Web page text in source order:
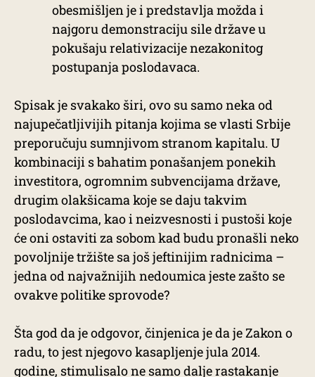
obesmišljen je i predstavlja možda i
najgoru demonstraciju sile države u
pokušaju relativizacije nezakonitog
postupanja poslodavaca.
Spisak je svakako širi, ovo su samo neka od
najupečatljivijih pitanja kojima se vlasti Srbije
preporučuju sumnjivom stranom kapitalu. U
kombinaciji s bahatim ponašanjem ponekih
investitora, ogromnim subvencijama države,
drugim olakšicama koje se daju takvim
poslodavcima, kao i neizvesnosti i pustoši koje
će oni ostaviti za sobom kad budu pronašli neko
povoljnije tržište sa još jeftinijim radnicima –
jedna od najvažnijih nedoumica jeste zašto se
ovakve politike sprovode?
Šta god da je odgovor, činjenica je da je Zakon o
radu, to jest njegovo kasapljenje jula 2014.
godine, stimulisalo ne samo dalje rastakanje